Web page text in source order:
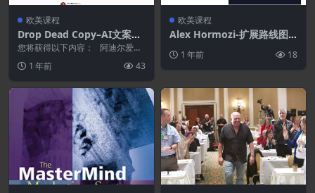
欧美课程
Drop Dead Copy–AI文案秘
诀(第2卷)
您将获得以下内容： 阿迪尔爱自
智能听起来像...
1 年前 43
欧美课程
Alex Hormozi-扩展路线图+
+1亿美元期刊
1 年前 18